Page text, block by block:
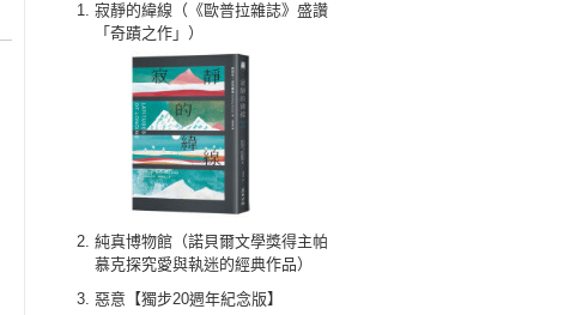
寂靜的緯線（《歐普拉雜誌》盛讚
「奇蹟之作」）
純真博物館（諾貝爾文學獎得主帕
慕克探究愛與執迷的經典作品）
惡意【獨步20週年紀念版】